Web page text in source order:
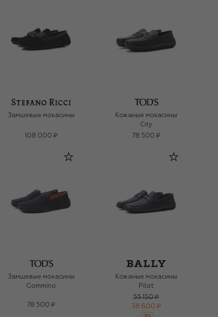
Замшевые мокасины
108 000 ₽
Кожаные мокасины
City
78 500 ₽
Замшевые мокасины
Gommino
78 500 ₽
Кожаные мокасины
Pilot
55 150 ₽
38 600 ₽
-30%